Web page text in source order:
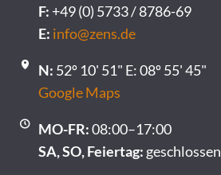
F: +49 (0) 5733 / 8786-69
E: info@zens.de
N: 52º 10' 51" E: 08º 55' 45"
Google Maps
MO-FR:08:00–17:00
SA, SO, Feiertag: geschlossen